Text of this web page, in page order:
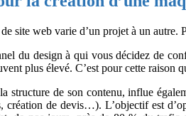
site web varie d’un projet à un
du design à qui vous décidez de
plus élevé. C’est pour cette
structure de son contenu, influe
création de devis…). L’objectif est